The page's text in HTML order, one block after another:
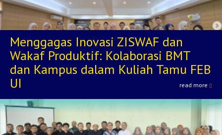
Menggagas Inovasi ZISWAF dan
Wakaf Produktif: Kolaborasi BMT
dan Kampus dalam Kuliah Tamu FEB
UI
read more